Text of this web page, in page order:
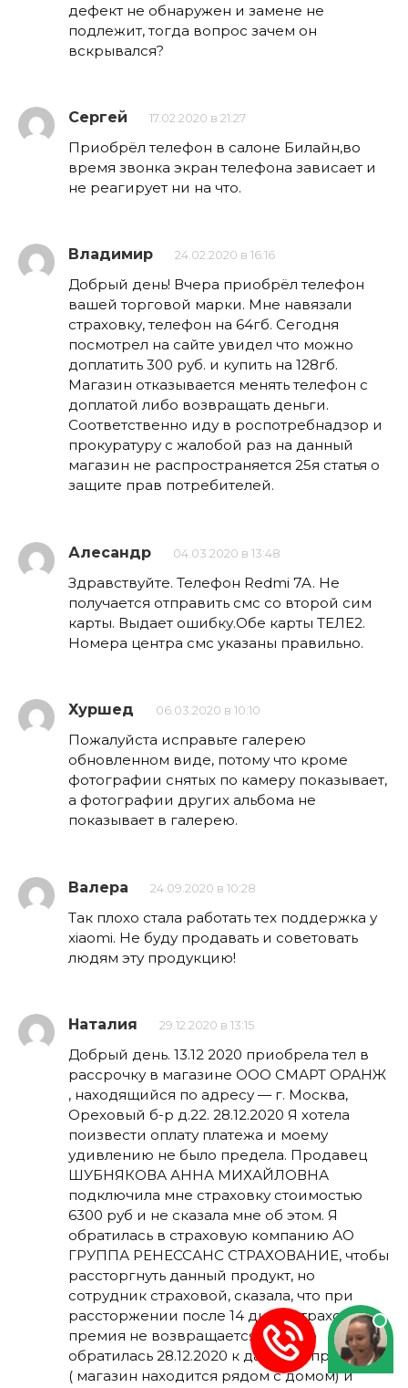
дефект не обнаружен и замене не
подлежит, тогда вопрос зачем он
вскрывался?
Сергей 17.02.2020 в 21:27
Приобрёл телефон в салоне Билайн,во
время звонка экран телефона зависает и
не реагирует ни на что.
Владимир 24.02.2020 в 16:16
Добрый день! Вчера приобрёл телефон
вашей торговой марки. Мне навязали
страховку, телефон на 64гб. Сегодня
посмотрел на сайте увидел что можно
доплатить 300 руб. и купить на 128гб.
Магазин отказывается менять телефон с
доплатой либо возвращать деньги.
Соответственно иду в роспотребнадзор и
прокуратуру с жалобой раз на данный
магазин не распространяется 25я статья о
защите прав потребителей.
Алесандр 04.03.2020 в 13:48
Здравствуйте. Телефон Redmi 7A. Не
получается отправить смс со второй сим
карты. Выдает ошибку.Обе карты ТЕЛЕ2.
Номера центра смс указаны правильно.
Хуршед 06.03.2020 в 10:10
Пожалуйста исправьте галерею
обновленном виде, потому что кроме
фотографии снятых по камеру показывает,
а фотографии других альбома не
показывает в галерею.
Валера 24.09.2020 в 10:28
Так плохо стала работать тех поддержка у
xiaomi. Не буду продавать и советовать
людям эту продукцию!
Наталия 29.12.2020 в 13:15
Добрый день. 13.12 2020 приобрела тел в
рассрочку в магазине ООО СМАРТ ОРАНЖ
, находящийся по адресу — г. Москва,
Ореховый б-р д.22. 28.12.2020 Я хотела
поизвести оплату платежа и моему
удивлению не было предела. Продавец
ШУБНЯКОВА АННА МИХАЙЛОВНА
подключила мне страховку стоимостью
6300 руб и не сказала мне об этом. Я
обратилась в страховую компанию АО
ГРУППА РЕНЕССАНС СТРАХОВАНИЕ, чтобы
рассторгнуть данный продукт, но
сотрудник страховой, сказала, что при
рассторжении после 14 дней, страховая
премия не возвращается. Я устно
обратилась 28.12.2020 к данному продавцу
( магазин находится рядом с домом) и